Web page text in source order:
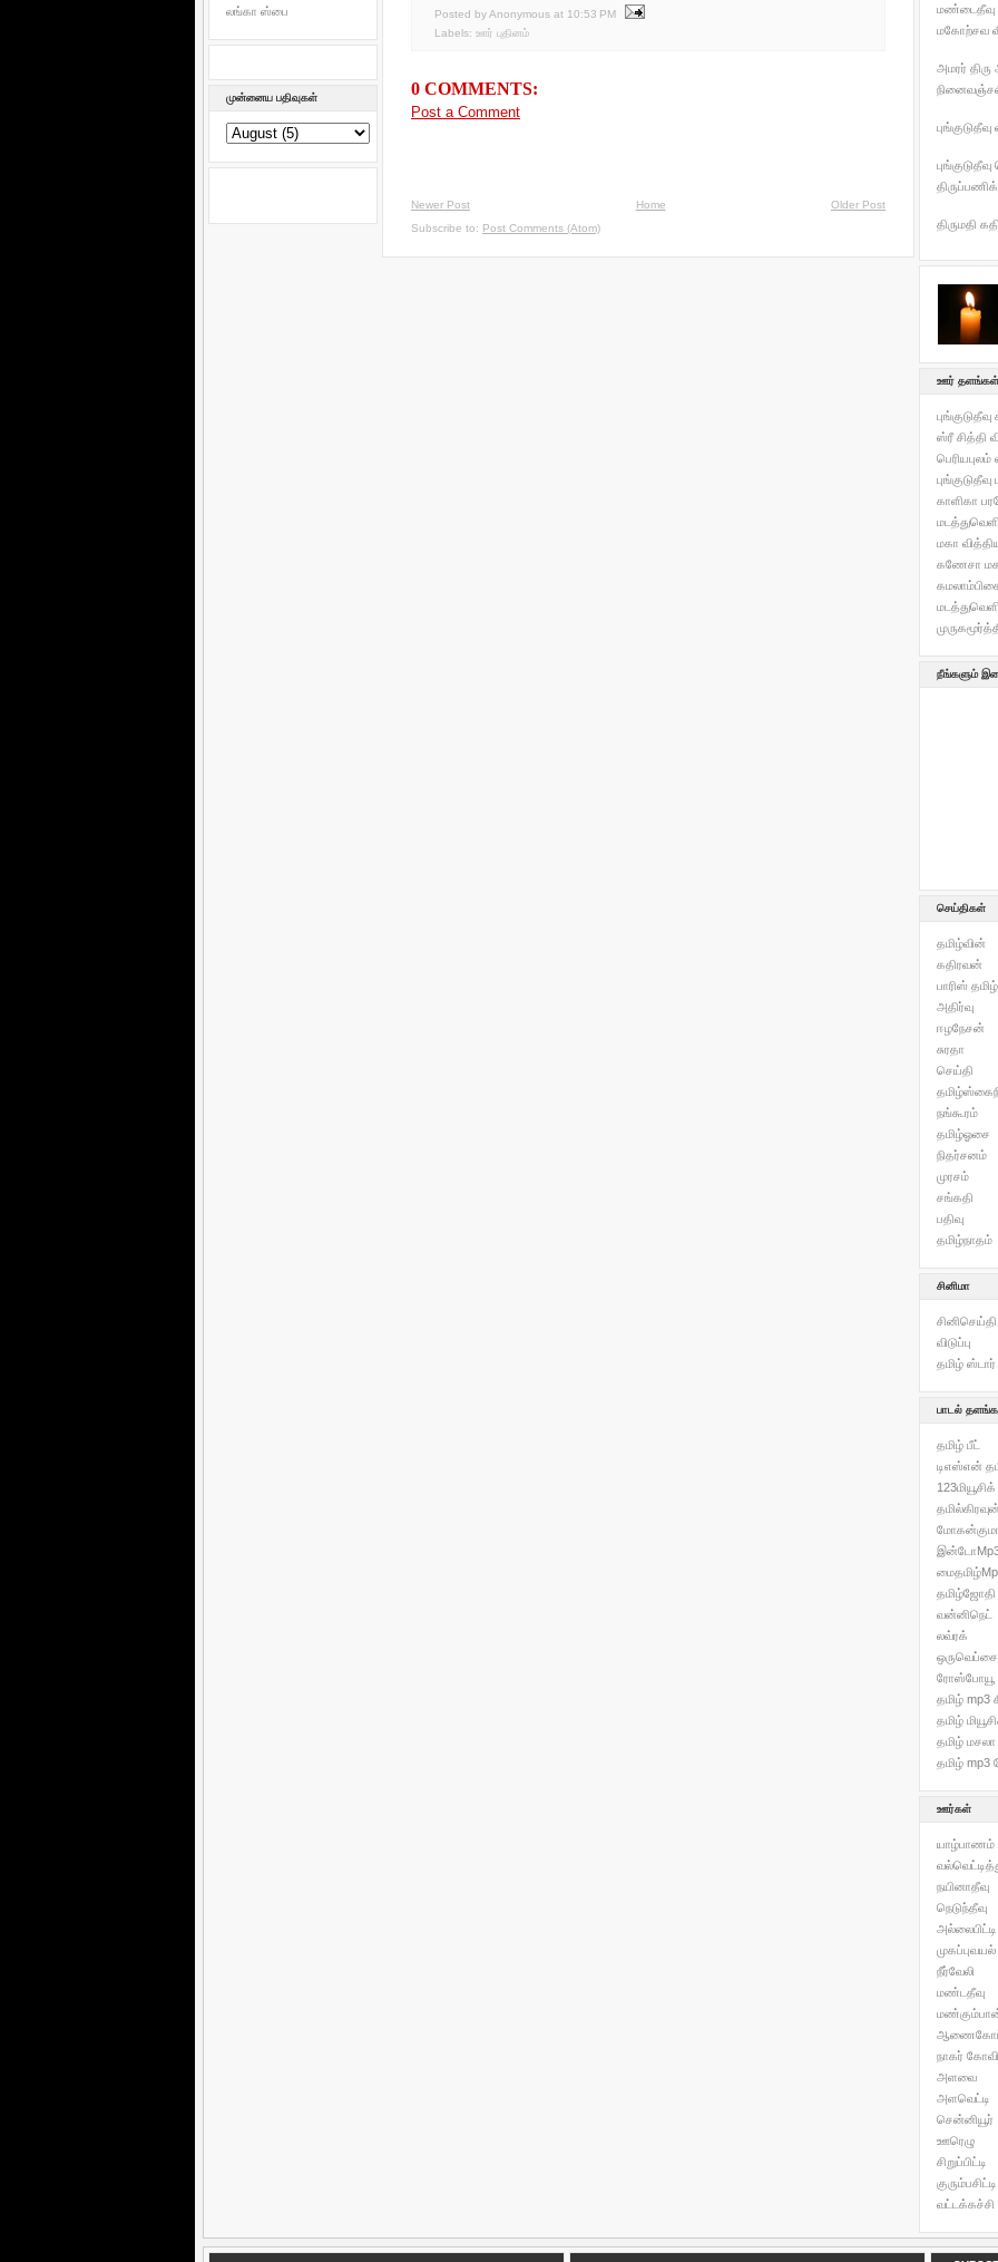
லங்கா ஸ்பை
முன்னைய பதிவுகள்
Posted by Anonymous at 10:53 PM
Labels: ஊர் புதினம்
0 COMMENTS:
Post a Comment
Newer Post Older Post
Home
Subscribe to: Post Comments (Atom)
மண்டைதீவு
மகோற்சவ
அமரர்
திருமதி
ஊர் தளங்கள்
ஸ்ரீ சித்தி
காளிகா
மகா
கணேசா
நீங்களும்
செய்திகள்
தமிழ்வின்
கதிரவன்
பாரிஸ் தமிழ்
அதிர்வு
ஈழநேசன்
சுரதா
செய்தி
நங்கூரம்
தமிழ்ஓசை
நிதர்சனம்
முரசம்
சங்கதி
பதிவு
தமிழ்நாதம்
சினிமா
சினிசெய்தி
விடுப்பு
தமிழ் ஸ்டார்
பாடல்
தமிழ் பீட்
டிஎஸ்என்
123மியூசிக்
தமிழ்ஜோதி
வன்னிநெட்
லவ்ரக்
ரோஸ்போயூ
தமிழ் mp3
தமிழ்
தமிழ் மசலா
தமிழ் mp3
ஊர்கள்
யாழ்பாணம்
நயினாதீவு
நெடுந்தீவு
அல்லைபிட்டி
முகப்புவயல்
நீர்வேலி
மண்டதீவு
நாகர்
அளவை
அளவெட்டி
சென்னியூர்
ஊரெழு
சிறுப்பிட்டி
குரும்பசிட்டி
வட்டக்கச்சி